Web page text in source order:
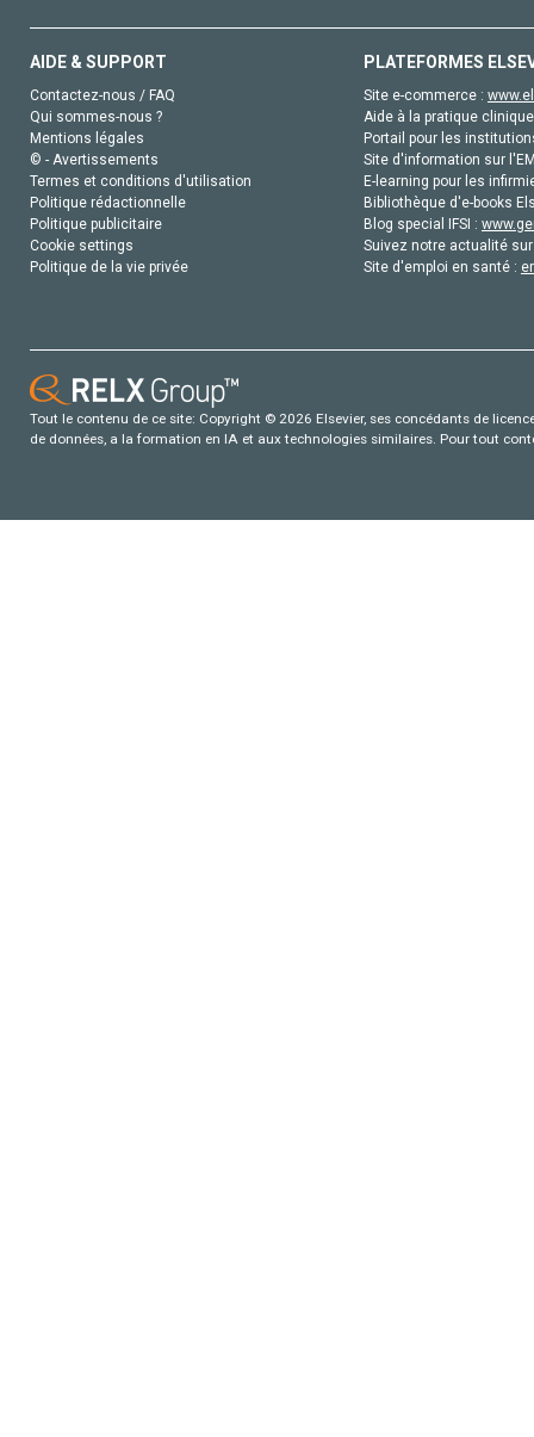
AIDE & SUPPORT
Contactez-nous / FAQ
Qui sommes-nous ?
Mentions légales
© - Avertissements
Termes et conditions d'utilisation
Politique rédactionnelle
Politique publicitaire
Cookie settings
Politique de la vie privée
PLATEFORMES
Site e-commerce :
Aide à la pratique
Portail pour les
Site d'information sur
E-learning pour les
Bibliothèque d'e-books
Blog special IFSI :
Suivez notre actualité
Site d'emploi en santé :
Tout le contenu de ce site: Copyright © 2026 Elsevier, ses concédants de
de données, a la formation en IA et aux technologies similaires. Pour tout